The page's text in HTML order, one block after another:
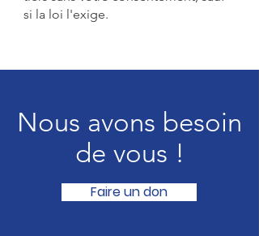
si la loi l'exige.
Nous avons besoin
de vous !
Faire un don